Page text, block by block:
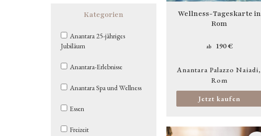
Kategorien
Anantara 25-jähriges
Jubiläum
Anantara-Erlebnisse
Anantara Spa und Wellness
Essen
Freizeit
Wellness-Tageskarte in
Rom
ab 190 €
Anantara Palazzo Naiadi
Rom
Jetzt kaufen